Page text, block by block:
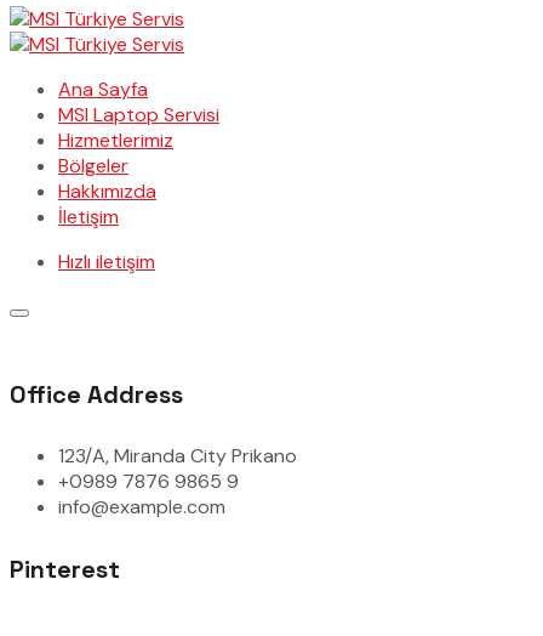
Ana Sayfa
MSI Laptop Servisi
Hizmetlerimiz
Bölgeler
Hakkımızda
İletişim
Hızlı iletişim
Office Address
123/A, Miranda City Prikano
+0989 7876 9865 9
info@example.com
Pinterest